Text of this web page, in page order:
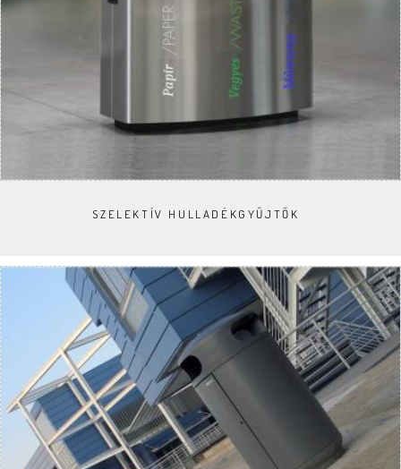
SZELEKTÍV HULLADÉKGYŰJTŐK